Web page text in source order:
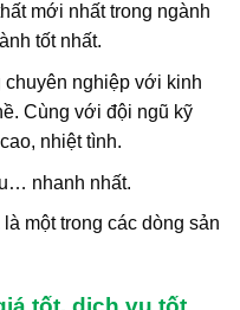
mới nhất trong ngành
tốt nhất.
nghiệp với kinh
Cùng với đội ngũ kỹ
nhiệt tình.
nhanh nhất.
là một trong các dòng sản